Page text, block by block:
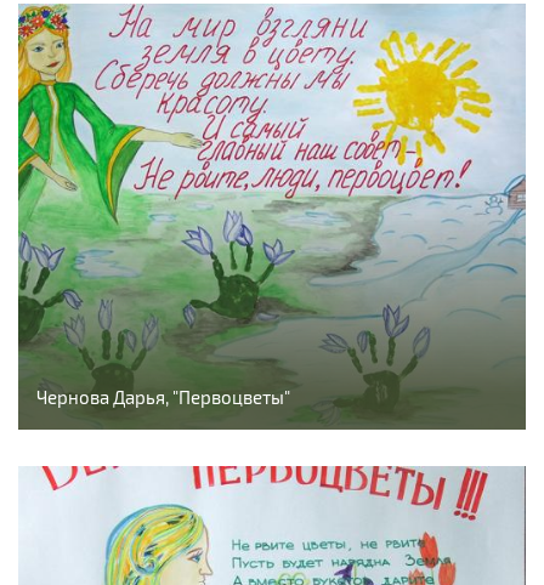
Чернова Дарья, "Первоцветы"